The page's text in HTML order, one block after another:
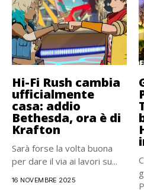
Hi-Fi Rush cambia
ufficialmente
casa: addio
Bethesda, ora è di
Krafton
Sarà forse la volta buona
per dare il via ai lavori su...
16 NOVEMBRE 2025